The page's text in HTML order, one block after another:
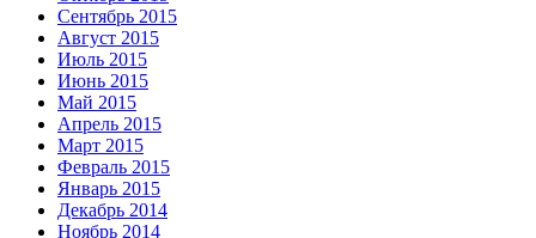
Сентябрь 2015
Август 2015
Июль 2015
Июнь 2015
Май 2015
Апрель 2015
Март 2015
Февраль 2015
Январь 2015
Декабрь 2014
Ноябрь 2014